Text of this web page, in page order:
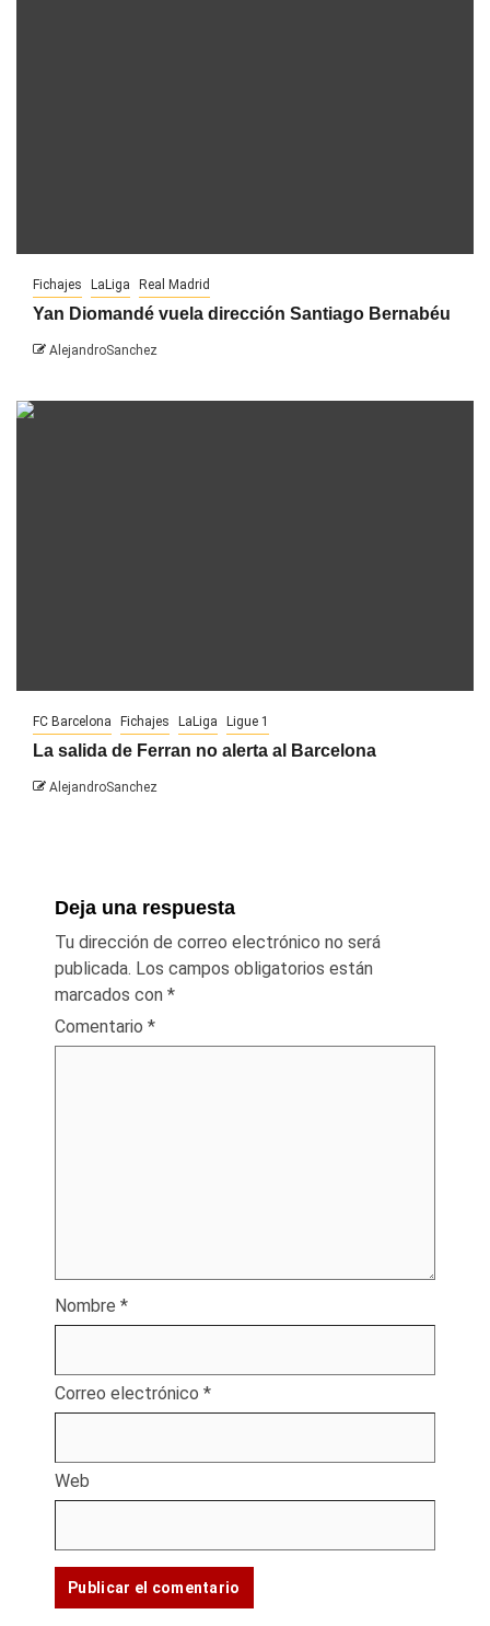
Fichajes LaLiga Real Madrid
Yan Diomandé vuela dirección Santiago Bernabéu
AlejandroSanchez
FC Barcelona Fichajes LaLiga Ligue 1
La salida de Ferran no alerta al Barcelona
AlejandroSanchez
Deja una respuesta
Tu dirección de correo electrónico no será
publicada. Los campos obligatorios están
marcados con *
Comentario *
Nombre *
Correo electrónico *
Web